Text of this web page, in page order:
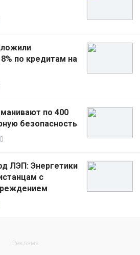
по кредитам на
по 400
безопасность
ЛЭП: Энергетики
с